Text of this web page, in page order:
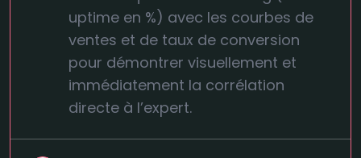
uptime en %) avec les courbes de
ventes et de taux de conversion
pour démontrer visuellement et
immédiatement la corrélation
directe à l’expert.